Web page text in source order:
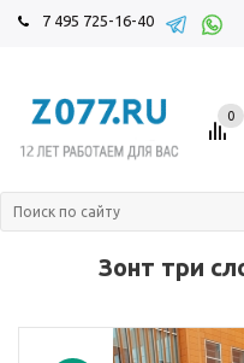
7 495 725-16-40
0
Зонт три